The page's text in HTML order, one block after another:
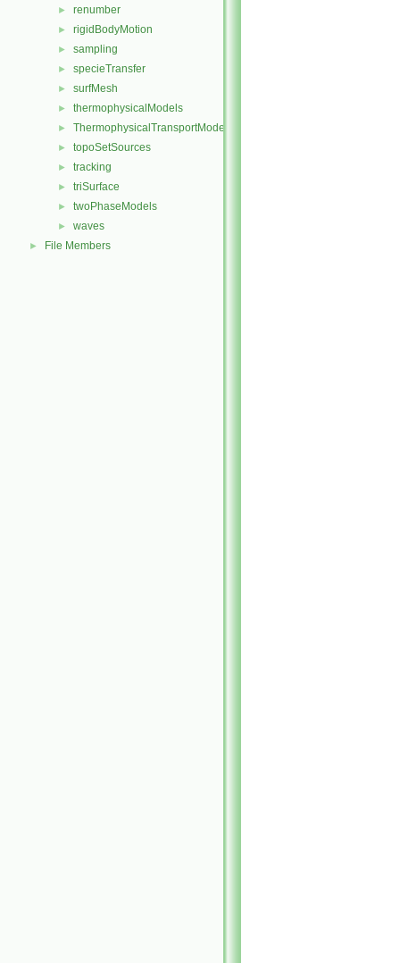
► renumber
► rigidBodyMotion
► sampling
► specieTransfer
► surfMesh
► thermophysicalModels
► ThermophysicalTransportModels
► topoSetSources
► tracking
► triSurface
► twoPhaseModels
► waves
► File Members